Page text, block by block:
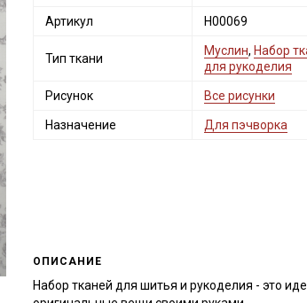
Артикул Н00069
Тип ткани
Муслин, Набор
для рукоделия
Рисунок Все рисунки
Назначение Для пэчворка
ОПИСАНИЕ
Набор тканей для шитья и рукоделия - это